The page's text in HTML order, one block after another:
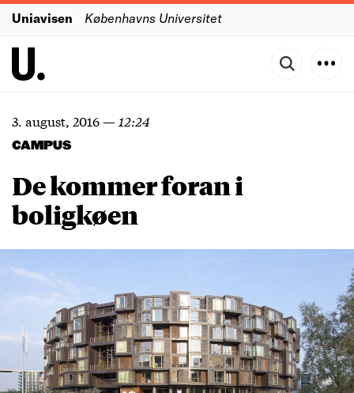
Uniavisen Københavns Universitet
3. august, 2016— 12:24
CAMPUS
De kommer foran i
boligkøen